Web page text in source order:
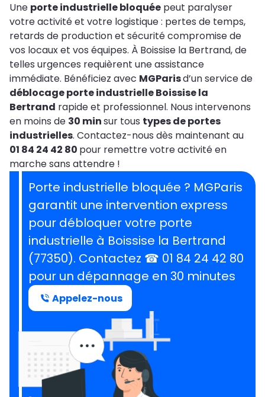
Une porte industrielle bloquée peut paralyser
votre activité et votre logistique : pertes de temps,
retards de production et sécurité compromise de
vos locaux et vos équipes. À Boissise la Bertrand, de
telles urgences requièrent une assistance
immédiate. Bénéficiez avec MGParisd’un service de
déblocage porte industrielle Boissise la
Bertrand rapide et professionnel. Nous intervenons
en moins de 30 minsur tous types de portes
industrielles. Contactez-nous dès maintenant au
01 84 24 42 80 pour remettre votre activité en
marche sans attendre !
Porte industrielle bloquée ? MGParis
garantit une intervention express
pour débloquer votre porte
industrielle à Boissise la Bertrand
(77350). Contactez ☎ 01 84 24 42 80
pour un dépannage en 30 minutes
Appelez-nous